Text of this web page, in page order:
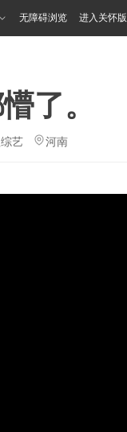
无障碍浏览 进入关怀版
了。
艺 河南